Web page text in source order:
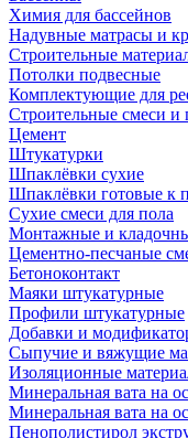
Химия для бассейнов
Надувные матрасы и
Строительные
Потолки подвесные
Комплектующие для
Строительные смеси и
Цемент
Штукатурки
Шпаклёвки сухие
Шпаклёвки готовые к
Сухие смеси для пола
Монтажные и
Цементно-песчаные
Бетоноконтакт
Маяки штукатурные
Профили штукатурные
Добавки и
Сыпучие и вяжущие
Изоляционные
Минеральная вата на
Минеральная вата на
Пенополистирол